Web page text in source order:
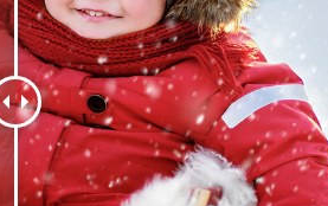
Fotoredigering af smykker